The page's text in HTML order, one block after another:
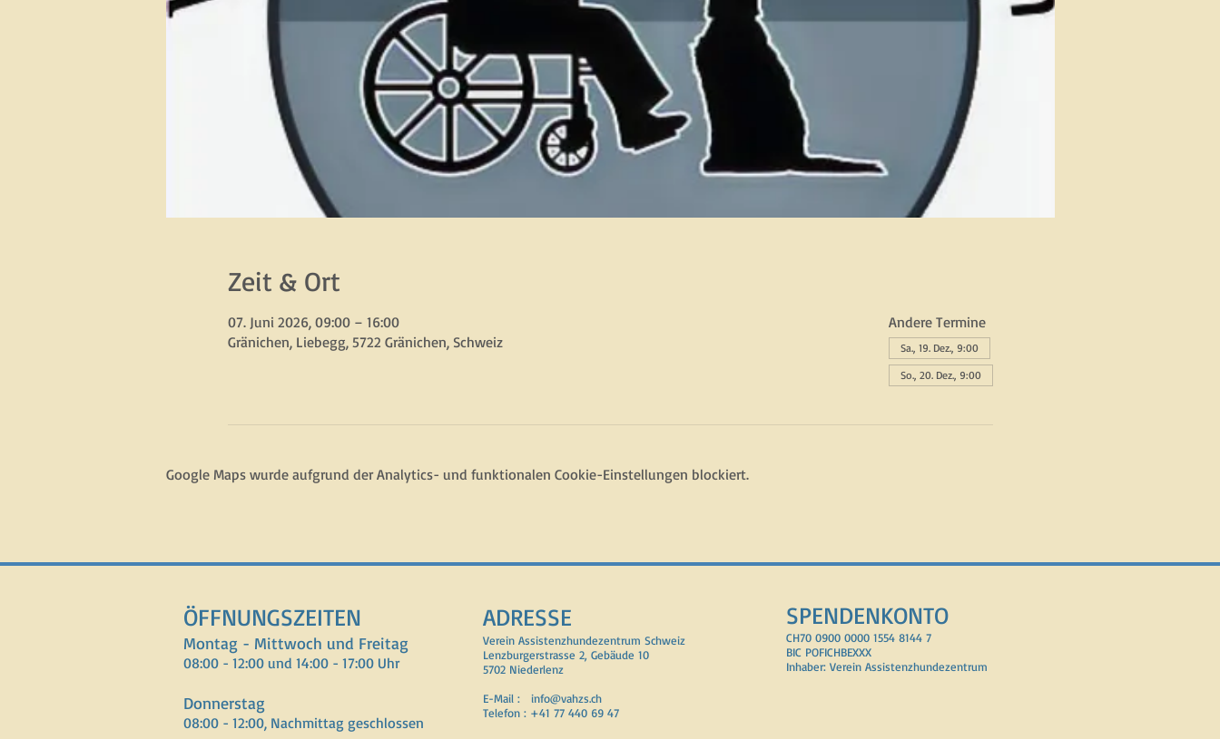
Zeit & Ort
07. Juni 2026, 09:00 – 16:00
Gränichen, Liebegg, 5722 Gränichen, Schweiz
Andere Termine
Sa., 19. Dez., 9:00
So., 20. Dez., 9:00
Google Maps wurde aufgrund der Analytics- und funktionalen Cookie-Einstellungen blockiert.
ÖFFNUNGSZEITEN
Montag - Mittwoch und Freitag
08:00 - 12:00 und 14:00 - 17:00 Uhr
Donnerstag
08:00 - 12:00, Nachmittag geschlossen
ADRESSE
Verein Assistenzhundezentrum Schweiz
Lenzburgerstrasse 2, Gebäude 10
5702 Niederlenz
E-Mail : info@vahzs.ch
Telefon : +41 77 440 69 47
SPENDENKONTO
CH70 0900 0000 1554 8144 7
BIC POFICHBEXXX
Inhaber: Verein Assistenzhundezentrum